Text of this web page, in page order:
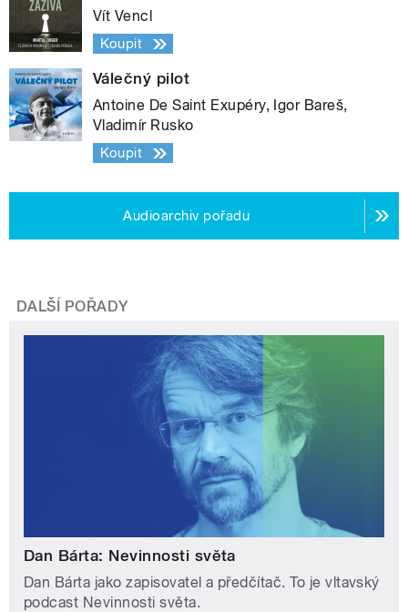
Vít Vencl
Koupit
Válečný pilot
Antoine De Saint Exupéry, Igor Bareš,
Vladimír Rusko
Koupit
Audioarchiv pořadu
DALŠÍ POŘADY
Dan Bárta: Nevinnosti světa
Dan Bárta jako zapisovatel a předčítač. To je vltavský
podcast Nevinnosti světa.